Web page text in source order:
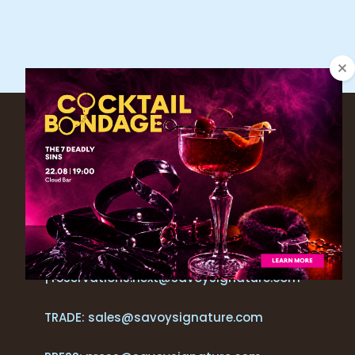
CONTACTOS
+351 291 205 700*
RESERVAS
+ 351 291 213 092*
| reservations.next@savoysignature.com
TRADE: sales@savoysignature.com